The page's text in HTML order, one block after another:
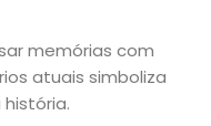
memórias com
atuais simboliza